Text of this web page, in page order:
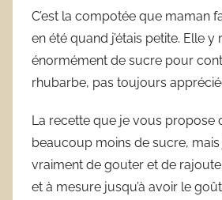
C’est la compotée que maman
en été quand j’étais petite. Elle y
énormément de sucre pour
rhubarbe, pas toujours
La recette que je vous propose
beaucoup moins de sucre,
vraiment de gouter et de
et à mesure jusqu’à avoir le